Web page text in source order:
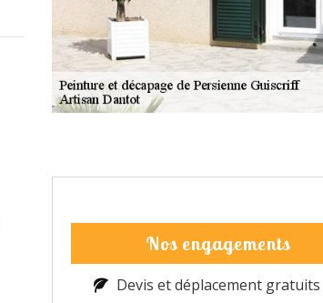
Nos engagements
Devis et déplacement gratuits